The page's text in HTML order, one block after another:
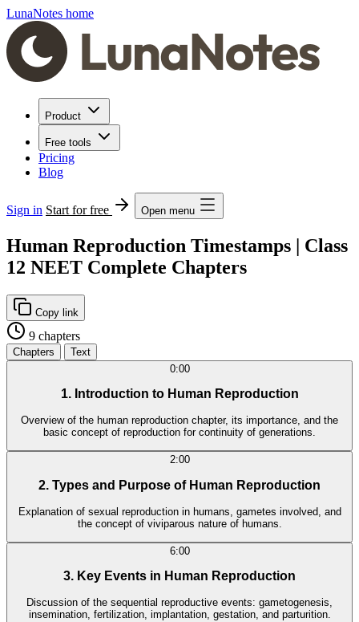
LunaNotes home
Product
Free tools
Pricing
Blog
Sign in Start for free Open menu
Human Reproduction Timestamps | Class
12 NEET Complete Chapters
Copy link
9 chapters
Chapters
Text
0:00
1. Introduction to Human Reproduction
Overview of the human reproduction chapter, its importance, and the
basic concept of reproduction for continuity of generations.
2:00
2. Types and Purpose of Human Reproduction
Explanation of sexual reproduction in humans, gametes involved, and
the concept of viviparous nature of humans.
6:00
3. Key Events in Human Reproduction
Discussion of the sequential reproductive events: gametogenesis,
insemination, fertilization, implantation, gestation, and parturition.